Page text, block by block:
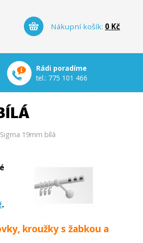
Nákupní košík: 0 Kč
Rádi poradíme
tel.: 775 101 466
Sigma 19mm bílá
.
kroužky s žabkou a